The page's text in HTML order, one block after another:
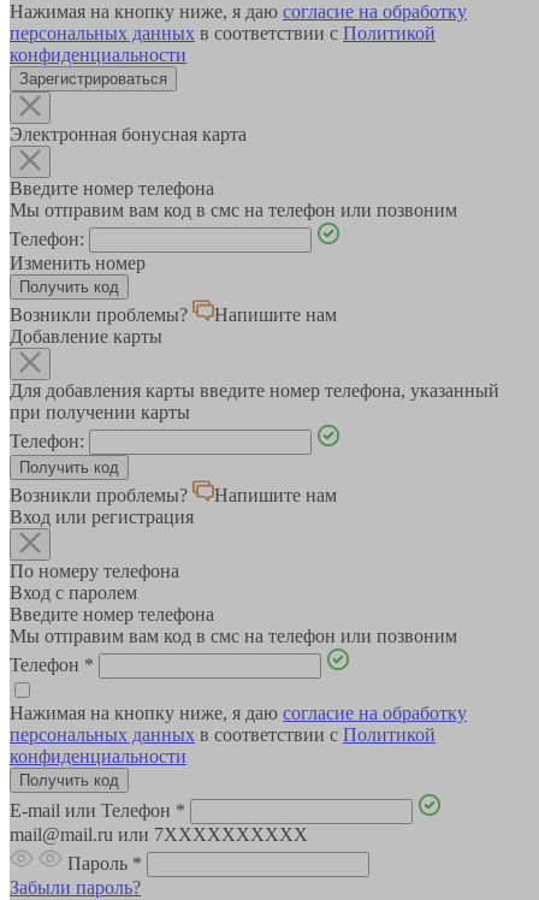
Нажимая на кнопку ниже, я даю согласие на обработку
персональных данных в соответствии с Политикой
конфиденциальности
Зарегистрироваться
Электронная бонусная карта
Введите номер телефона
Мы отправим вам код в смс на телефон или позвоним
Телефон:
Изменить номер
Возникли проблемы?
Напишите нам
Добавление карты
Для добавления карты введите номер телефона, указанный
при получении карты
Телефон:
Возникли проблемы?
Напишите нам
Вход или регистрация
По номеру телефона
Вход с паролем
Введите номер телефона
Мы отправим вам код в смс на телефон или позвоним
Телефон *
Нажимая на кнопку ниже, я даю согласие на обработку
персональных данных в соответствии с Политикой
конфиденциальности
E-mail или Телефон *
mail@mail.ru или 7XXXXXXXXXX
Пароль *
Забыли пароль?